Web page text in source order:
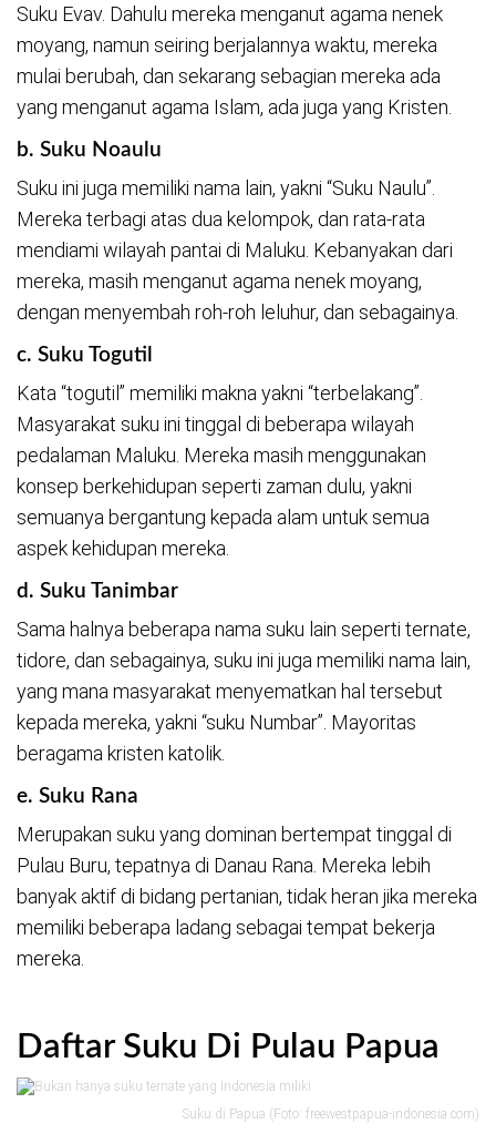
Suku Evav. Dahulu mereka menganut agama nenek
moyang, namun seiring berjalannya waktu, mereka
mulai berubah, dan sekarang sebagian mereka ada
yang menganut agama Islam, ada juga yang Kristen.
b. Suku Noaulu
Suku ini juga memiliki nama lain, yakni “Suku Naulu”.
Mereka terbagi atas dua kelompok, dan rata-rata
mendiami wilayah pantai di Maluku. Kebanyakan dari
mereka, masih menganut agama nenek moyang,
dengan menyembah roh-roh leluhur, dan sebagainya.
c. Suku Togutil
Kata “togutil” memiliki makna yakni “terbelakang”.
Masyarakat suku ini tinggal di beberapa wilayah
pedalaman Maluku. Mereka masih menggunakan
konsep berkehidupan seperti zaman dulu, yakni
semuanya bergantung kepada alam untuk semua
aspek kehidupan mereka.
d. Suku Tanimbar
Sama halnya beberapa nama suku lain seperti ternate,
tidore, dan sebagainya, suku ini juga memiliki nama lain,
yang mana masyarakat menyematkan hal tersebut
kepada mereka, yakni “suku Numbar”. Mayoritas
beragama kristen katolik.
e. Suku Rana
Merupakan suku yang dominan bertempat tinggal di
Pulau Buru, tepatnya di Danau Rana. Mereka lebih
banyak aktif di bidang pertanian, tidak heran jika mereka
memiliki beberapa ladang sebagai tempat bekerja
mereka.
Daftar Suku Di Pulau Papua
Suku di Papua (Foto: freewestpapua-indonesia.com)